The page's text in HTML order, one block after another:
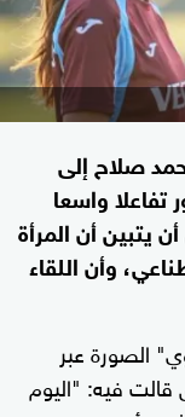
صلاح إلى
واسعا
يتبين أن المرأة
وأن اللقاء
الصورة عبر
فيه: "اليوم